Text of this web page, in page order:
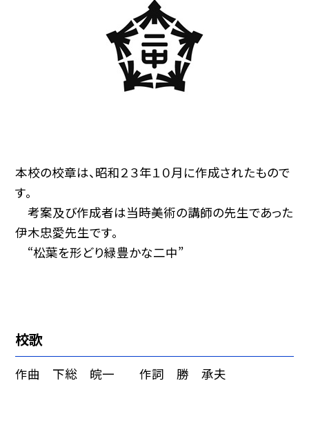
本校の校章は、昭和２３年１０月に作成されたもので
す。
考案及び作成者は当時美術の講師の先生であった
伊木忠愛先生です。
“松葉を形どり緑豊かな二中”
校歌
作曲 下総 皖一 作詞 勝 承夫